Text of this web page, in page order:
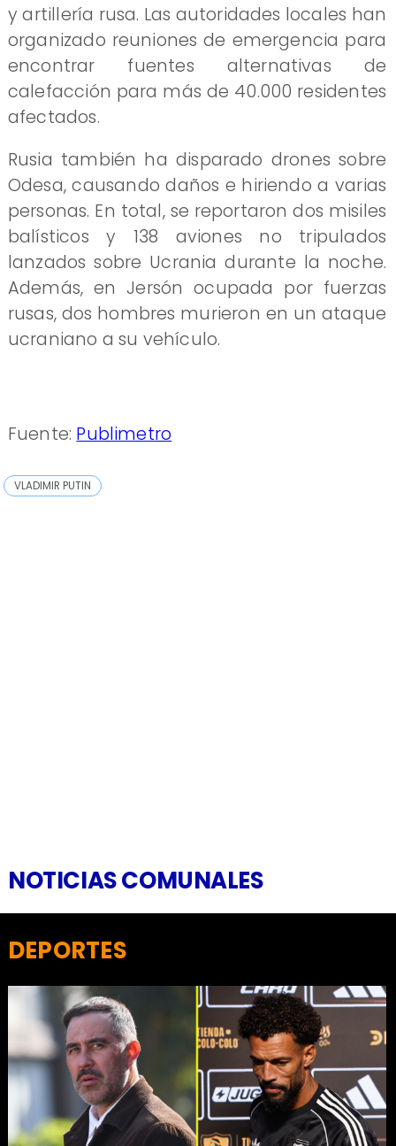
y artillería rusa. Las autoridades locales han
organizado reuniones de emergencia para
encontrar fuentes alternativas de
calefacción para más de 40.000 residentes
afectados.
Rusia también ha disparado drones sobre
Odesa, causando daños e hiriendo a varias
personas. En total, se reportaron dos misiles
balísticos y 138 aviones no tripulados
lanzados sobre Ucrania durante la noche.
Además, en Jersón ocupada por fuerzas
rusas, dos hombres murieron en un ataque
ucraniano a su vehículo.
Fuente: Publimetro
VLADIMIR PUTIN
NOTICIAS COMUNALES
DEPORTES